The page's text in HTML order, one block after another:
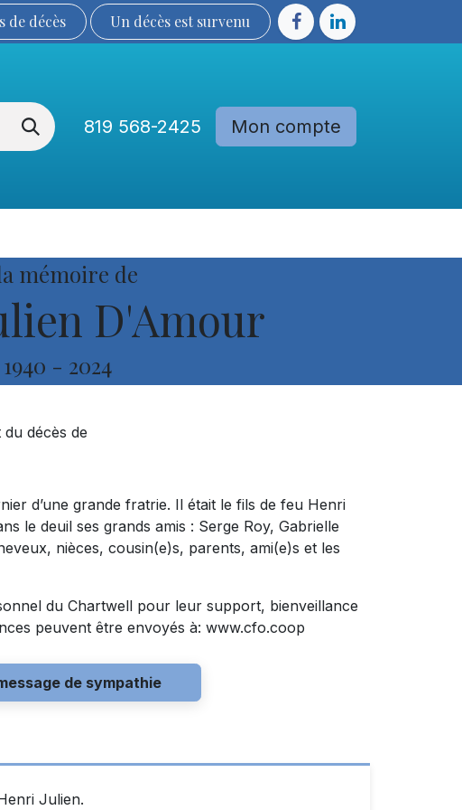
de décès Un décès est sur​​​​​​​​ve​nu​​​​​​​​​​
819 568-2425 Mon compte
mémoire de
D'Amour
1940 - 2024
décès de
d’une grande fratrie. Il était le fils de feu Henri
le deuil ses grands amis : Serge Roy, Gabrielle
nièces, cousin(e)s, parents, ami(e)s et les
du Chartwell pour leur support, bienveillance
peuvent être envoyés à: www.cfo.coop
de sympathie
Julien.